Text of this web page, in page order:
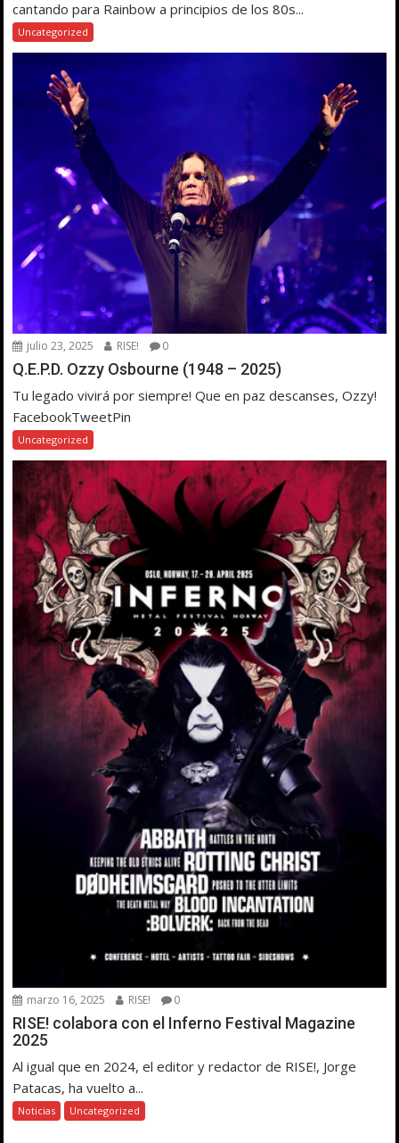
cantando para Rainbow a principios de los 80s...
Uncategorized
julio 23, 2025 RISE! 0
Q.E.P.D. Ozzy Osbourne (1948 – 2025)
Tu legado vivirá por siempre! Que en paz descanses, Ozzy!
FacebookTweetPin
Uncategorized
marzo 16, 2025 RISE! 0
RISE! colabora con el Inferno Festival Magazine
2025
Al igual que en 2024, el editor y redactor de RISE!, Jorge
Patacas, ha vuelto a...
Noticias Uncategorized